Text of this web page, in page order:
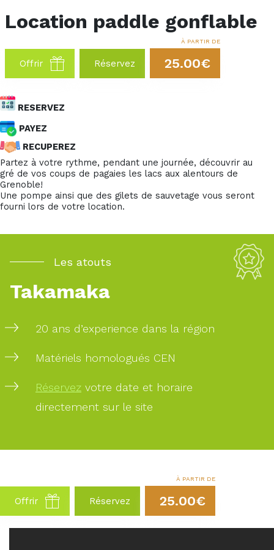
Location paddle gonflable
Offrir Réservez
À PARTIR DE
25.00€
RESERVEZ
PAYEZ
RECUPEREZ
Partez à votre rythme, pendant une journée, découvrir au
gré de vos coups de pagaies les lacs aux alentours de
Grenoble!
Une pompe ainsi que des gilets de sauvetage vous seront
fourni lors de votre location.
Les atouts
Takamaka
20 ans d’experience dans la région
Matériels homologués CEN
Réservez votre date et horaire
directement sur le site
Offrir Réservez
À PARTIR DE
25.00€